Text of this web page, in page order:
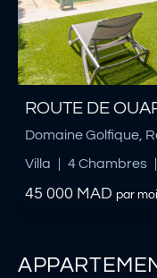
ROUTE DE
Domaine Golfique,
Villa
4 Chambres
45 000 MAD par